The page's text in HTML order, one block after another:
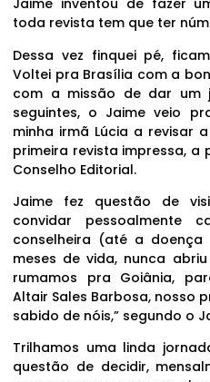
Jaime inventou de fazer
toda revista tem que ter
Dessa vez finquei pé,
Voltei pra Brasília com a
com a missão de dar um
seguintes, o Jaime veio
minha irmã Lúcia a revisar
primeira revista impressa,
Conselho Editorial.
Jaime fez questão de
convidar pessoalmente
conselheira (até a doença
meses de vida, nunca
rumamos pra Goiânia,
Altair Sales Barbosa, nosso
sabido de nóis,” segundo o
Trilhamos uma linda
questão de decidir,